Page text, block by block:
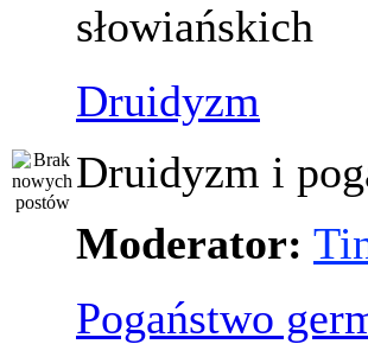
słowiańskich
Druidyzm
Druidyzm i
Moderator:
Pogaństwo